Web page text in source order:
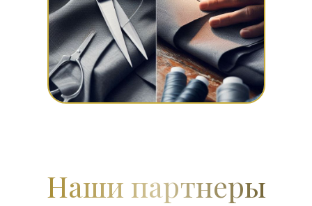
Наши партнеры